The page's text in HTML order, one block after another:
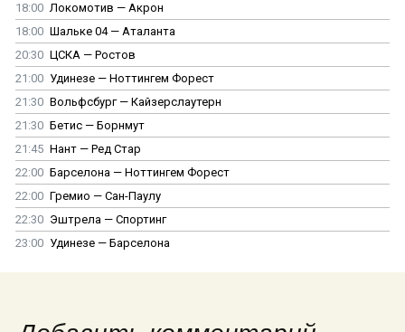
18:00 Локомотив — Акрон
18:00 Шальке 04 — Аталанта
20:30 ЦСКА — Ростов
21:00 Удинезе — Ноттингем Форест
21:30 Вольфсбург — Кайзерслаутерн
21:30 Бетис — Борнмут
21:45 Нант — Ред Стар
22:00 Барселона — Ноттингем Форест
22:00 Гремио — Сан-Паулу
22:30 Эштрела — Спортинг
23:00 Удинезе — Барселона